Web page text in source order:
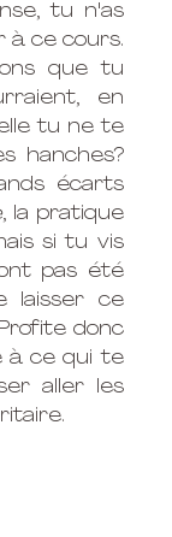
tu n'as
à ce cours.
que tu
en
tu ne te
hanches?
écarts
, la pratique
si tu vis
pas été
laisser ce
donc
à ce qui te
aller les